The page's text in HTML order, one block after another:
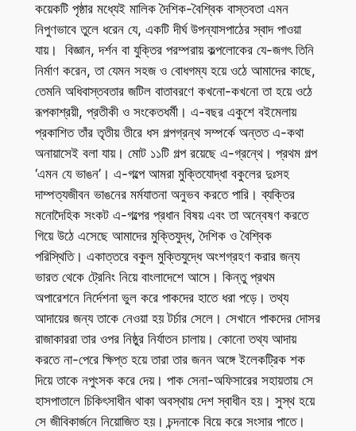
কয়েকটি পৃষ্ঠার মধ্যেই মালিক দৈশিক-বৈশ্বিক বাস্তবতা এমন
নিপুণভাবে তুলে ধরেন যে, একটি দীর্ঘ উপন্যাসপাঠের স্বাদ পাওয়া
যায়। বিজ্ঞান, দর্শন বা যুক্তির পরম্পরায় কল্পলোকের যে-জগৎ তিনি
নির্মাণ করেন, তা যেমন সহজ ও বোধগম্য হয়ে ওঠে আমাদের কাছে,
তেমনি অধিবাস্তবতার জটিল বাতাবরণে কখনো-কখনো তা হয়ে ওঠে
রূপকাশ্রয়ী, প্রতীকী ও সংকেতধর্মী। এ-বছর একুশে বইমেলায়
প্রকাশিত তাঁর তৃতীয় তীরে ধস গল্পগ্রন্থ সম্পর্কে অন্তত এ-কথা
অনায়াসেই বলা যায়। মোট ১১টি গল্প রয়েছে এ-গ্রন্থে। প্রথম গল্প
‘এমন যে ভাঙন’। এ-গল্পে আমরা মুক্তিযোদ্ধা বকুলের দুঃসহ
দাম্পত্যজীবন ভাঙনের মর্মযাতনা অনুভব করতে পারি। ব্যক্তির
মনোদৈহিক সংকট এ-গল্পের প্রধান বিষয় এবং তা অন্বেষণ করতে
গিয়ে উঠে এসেছে আমাদের মুক্তিযুদ্ধ, দৈশিক ও বৈশ্বিক
পরিস্থিতি। একাত্তরে বকুল মুক্তিযুদ্ধে অংশগ্রহণ করার জন্য
ভারত থেকে ট্রেনিং নিয়ে বাংলাদেশে আসে। কিন্তু প্রথম
অপারেশনে নির্দেশনা ভুল করে পাকদের হাতে ধরা পড়ে। তথ্য
আদায়ের জন্য তাকে নেওয়া হয় টর্চার সেলে। সেখানে পাকদের দোসর
রাজাকাররা তার ওপর নিষ্ঠুর নির্যাতন চালায়। কোনো তথ্য আদায়
করতে না-পেরে ক্ষিপ্ত হয়ে তারা তার জনন অঙ্গে ইলেকট্রিক শক
দিয়ে তাকে নপুংসক করে দেয়। পাক সেনা-অফিসারের সহায়তায় সে
হাসপাতালে চিকিৎসাধীন থাকা অবস্থায় দেশ স্বাধীন হয়। সুস্থ হয়ে
সে জীবিকার্জনে নিয়োজিত হয়। চন্দনাকে বিয়ে করে সংসার পাতে।